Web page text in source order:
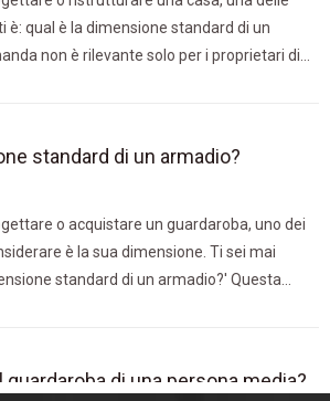
qual è la dimensione standard di un
non è rilevante solo per i proprietari di
standard di un armadio?
o acquistare un guardaroba, uno dei
è la sua dimensione. Ti sei mai
standard di un armadio?' Questa
guardaroba di una persona media?